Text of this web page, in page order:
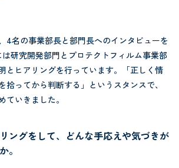
4名の事業部長と部門長へのインタビューを
研究開発部門とプロテクトフィルム事業部
とヒアリングを行っています。「正しく情
拾ってから判断する」というスタンスで、
ていきました。
ングをして、どんな手応えや気づきが
。